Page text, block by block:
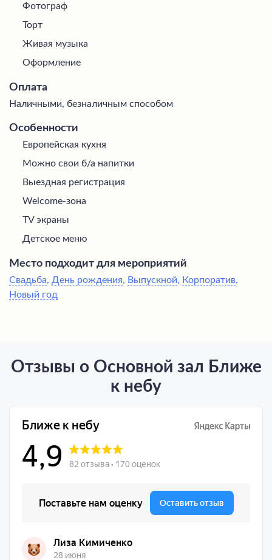
Фотограф
Торт
Живая музыка
Оформление
Оплата
Наличными, безналичным способом
Особенности
Европейская кухня
Можно свои б/а напитки
Выездная регистрация
Welcome-зона
TV экраны
Детское меню
Место подходит для мероприятий
Свадьба, День рождения, Выпускной, Корпоратив,
Новый год
Отзывы о Основной зал Ближе
к небу